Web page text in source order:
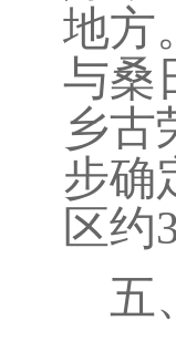
地方
与桑
乡古
步确
区约
五